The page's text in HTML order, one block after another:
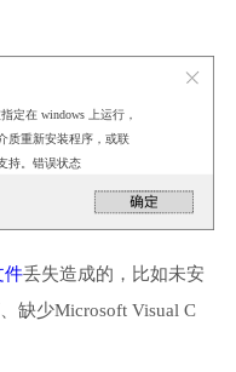
定在 windows 上运行，
质重新安装程序，或联
持。错误状态
件丢失造成的，比如未安
缺少Microsoft Visual C